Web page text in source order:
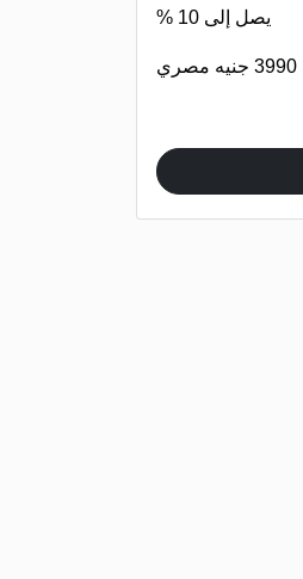
يصل إلى 10 %
3990 جنيه مصري